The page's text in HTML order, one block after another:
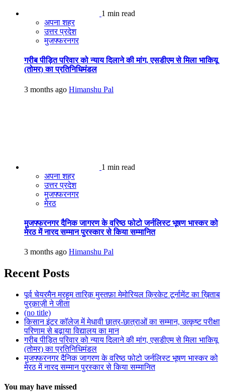
1 min read
अपना शहर
उत्तर प्रदेश
मुजफ्फरनगर
गरीब पीड़ित परिवार को न्याय दिलाने की मांग, एसडीएम से मिला भाकियू
(तोमर) का प्रतिनिधिमंडल
3 months ago Himanshu Pal
1 min read
अपना शहर
उत्तर प्रदेश
मुजफ्फरनगर
मेरठ
मुजफ्फरनगर दैनिक जागरण के वरिष्ठ फोटो जर्नलिस्ट भूषण भास्कर को
मेरठ में नारद सम्मान पुरस्कार से किया सम्मानित
3 months ago Himanshu Pal
Recent Posts
पूर्व चेयरमैन मरहूम तारिक़ मुस्तफ़ा मेमोरियल क्रिकेट टूर्नामेंट का ख़िताब
पुरक़ाज़ी ने जीता
(no title)
किसान इंटर कॉलेज में मेधावी छात्र-छात्राओं का सम्मान, उत्कृष्ट परीक्षा
परिणाम से बढ़ाया विद्यालय का मान
गरीब पीड़ित परिवार को न्याय दिलाने की मांग, एसडीएम से मिला भाकियू
(तोमर) का प्रतिनिधिमंडल
मुजफ्फरनगर दैनिक जागरण के वरिष्ठ फोटो जर्नलिस्ट भूषण भास्कर को
मेरठ में नारद सम्मान पुरस्कार से किया सम्मानित
You may have missed